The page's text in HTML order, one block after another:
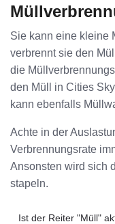
Sie kann eine kleine
verbrennt sie den
die
den Müll in Cities
kann ebenfalls
Achte in der
Verbrennungsrate
Ansonsten wird sich
stapeln.
Ist der Reiter "Müll"